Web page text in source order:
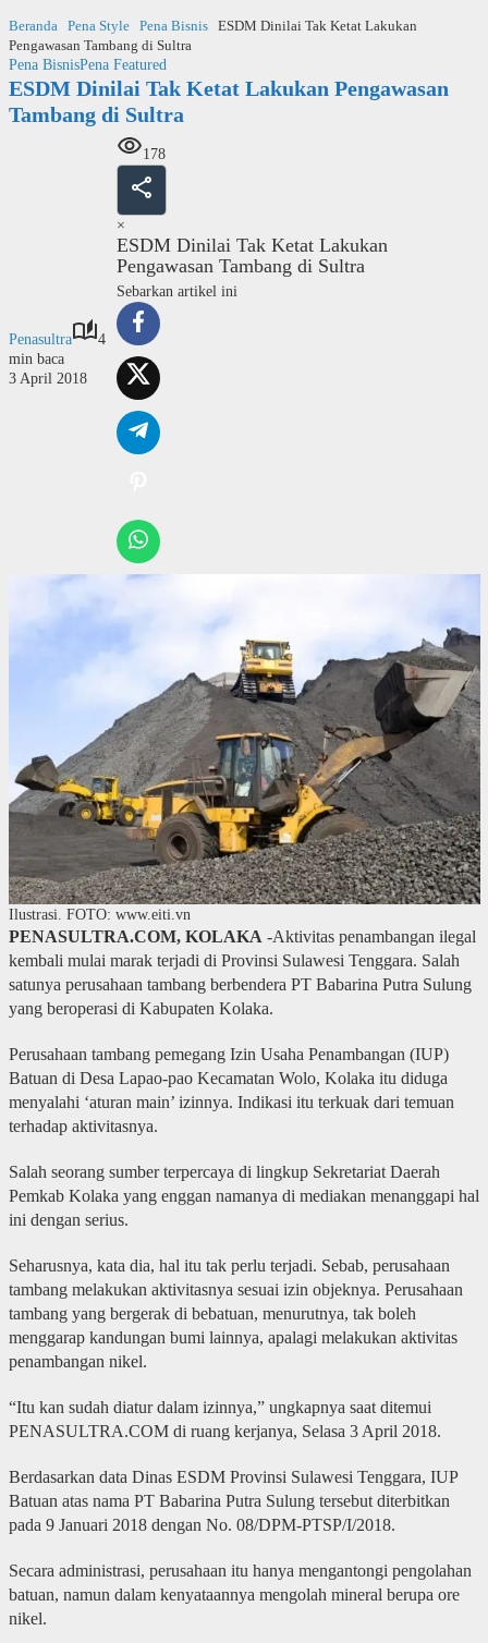
ke
konten
Beranda Pena Style Pena Bisnis
ESDM Dinilai Tak Ketat Lakukan
Pengawasan Tambang di Sultra
Pena BisnisPena Featured
ESDM Dinilai Tak Ketat Lakukan Pengawasan
Tambang di Sultra
Penasultra
4
min baca
3 April 2018
178
×
ESDM Dinilai Tak Ketat Lakukan
Pengawasan Tambang di Sultra
Sebarkan artikel ini
Ilustrasi. FOTO: www.eiti.vn
PENASULTRA.COM, KOLAKA -Aktivitas penambangan ilegal
kembali mulai marak terjadi di Provinsi Sulawesi Tenggara. Salah
satunya perusahaan tambang berbendera PT Babarina Putra Sulung
yang beroperasi di Kabupaten Kolaka.
Perusahaan tambang pemegang Izin Usaha Penambangan (IUP)
Batuan di Desa Lapao-pao Kecamatan Wolo, Kolaka itu diduga
menyalahi ‘aturan main’ izinnya. Indikasi itu terkuak dari temuan
terhadap aktivitasnya.
Salah seorang sumber terpercaya di lingkup Sekretariat Daerah
Pemkab Kolaka yang enggan namanya di mediakan menanggapi hal
ini dengan serius.
Seharusnya, kata dia, hal itu tak perlu terjadi. Sebab, perusahaan
tambang melakukan aktivitasnya sesuai izin objeknya. Perusahaan
tambang yang bergerak di bebatuan, menurutnya, tak boleh
menggarap kandungan bumi lainnya, apalagi melakukan aktivitas
penambangan nikel.
“Itu kan sudah diatur dalam izinnya,” ungkapnya saat ditemui
PENASULTRA.COM di ruang kerjanya, Selasa 3 April 2018.
Berdasarkan data Dinas ESDM Provinsi Sulawesi Tenggara, IUP
Batuan atas nama PT Babarina Putra Sulung tersebut diterbitkan
pada 9 Januari 2018 dengan No. 08/DPM-PTSP/I/2018.
Secara administrasi, perusahaan itu hanya mengantongi pengolahan
batuan, namun dalam kenyataannya mengolah mineral berupa ore
nikel.